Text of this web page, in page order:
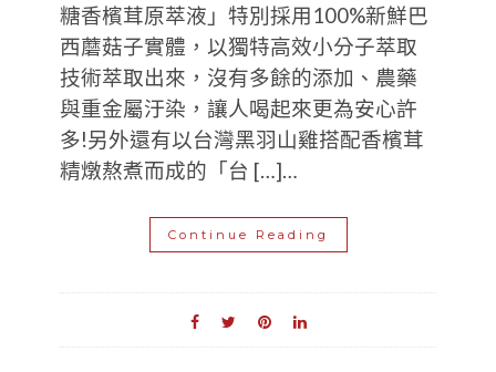
糖香檳茸原萃液」特別採用100%新鮮巴
西蘑菇子實體，以獨特高效小分子萃取
技術萃取出來，沒有多餘的添加、農藥
與重金屬汙染，讓人喝起來更為安心許
多!另外還有以台灣黑羽山雞搭配香檳茸
精燉熬煮而成的「台 […]…
Continue Reading